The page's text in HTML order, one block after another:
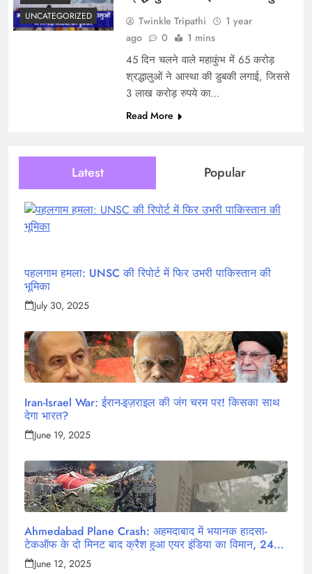
UNCATEGORIZED
Twinkle Tripathi
1 year
ago
0 1 mins
45 दिन चलने वाले महाकुंभ में 65 करोड़
श्रद्धालुओं ने आस्था की डुबकी लगाई, जिससे
3 लाख करोड़ रुपये का…
Read More
Latest Popular
पहलगाम हमला: UNSC की रिपोर्ट में फिर उभरी पाकिस्तान की
भूमिका
July 30, 2025
Iran-Israel War: ईरान-इज़राइल की जंग चरम पर! किसका साथ
देगा भारत?
June 19, 2025
Ahmedabad Plane Crash: अहमदाबाद में भयानक हादसा-
टेकऑफ के दो मिनट बाद क्रैश हुआ एयर इंडिया का विमान, 242
लोग थे सवार
June 12, 2025